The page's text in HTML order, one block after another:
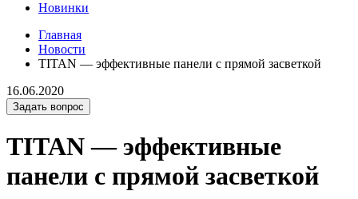
Новинки
Главная
Новости
TITAN — эффективные панели с прямой засветкой
16.06.2020
Задать вопрос
TITAN — эффективные
панели с прямой засветкой